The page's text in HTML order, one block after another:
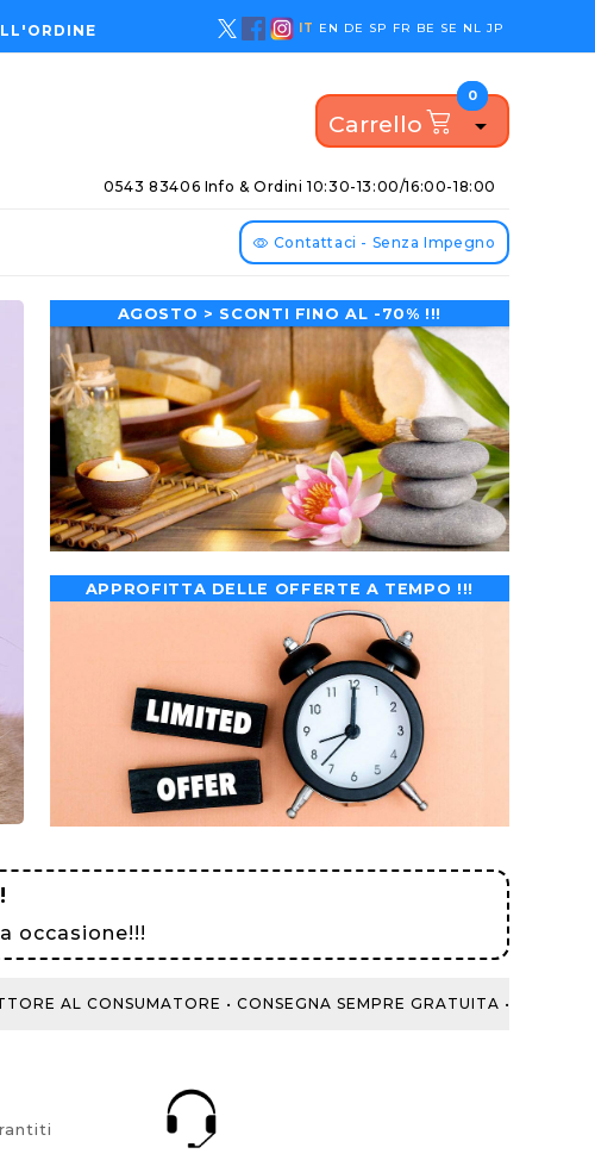
IT EN DE SP FR BE SE NL JP
0
Carrello
0

0543 83406 Info & Ordini10:30-13:00/16:00-18:00
Contattaci - Senza Impegno
AGOSTO > SCONTI FINO AL -70% !!!
APPROFITTA DELLE OFFERTE A TEMPO !!!
occasione!!!
AL CONSUMATORE •CONSEGNA SEMPRE GRATUITA • 200 NOTTI